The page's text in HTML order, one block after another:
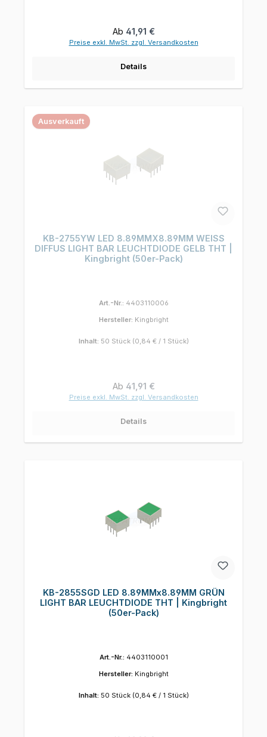
Regulärer Preis:
Ab 41,91 €
Preise exkl. MwSt. zzgl. Versandkosten
Details
Ausverkauft
KB-2755YW LED 8.89MMX8.89MM WEISS
DIFFUS LIGHT BAR LEUCHTDIODE GELB THT |
Kingbright (50er-Pack)
Art.-Nr.: 4403110006
Hersteller: Kingbright
Inhalt: 50 Stück (0,84 € / 1 Stück)
Regulärer Preis:
Ab 41,91 €
Preise exkl. MwSt. zzgl. Versandkosten
Details
KB-2855SGD LED 8.89MMx8.89MM GRÜN
LIGHT BAR LEUCHTDIODE THT | Kingbright
(50er-Pack)
Art.-Nr.: 4403110001
Hersteller: Kingbright
Inhalt: 50 Stück (0,84 € / 1 Stück)